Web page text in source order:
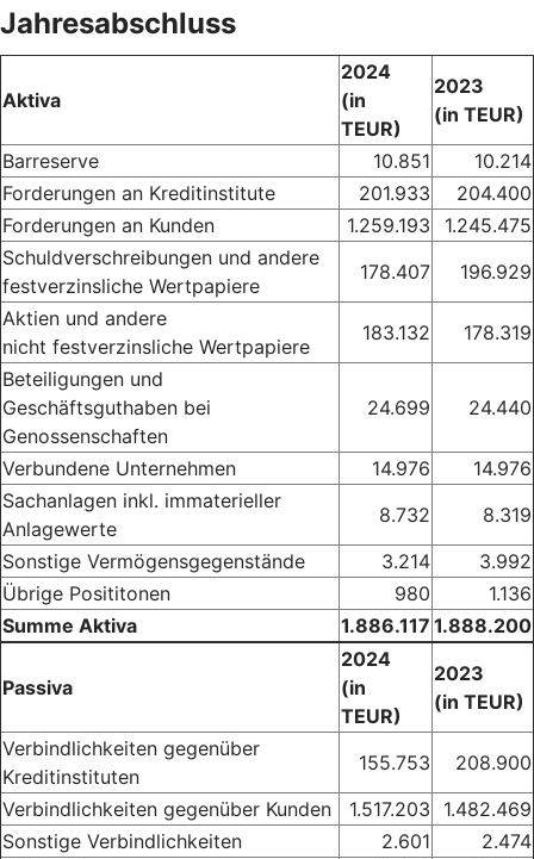
Jahresabschluss
Aktiva
2024
(in
TEUR)
2023
(in TEUR)
Barreserve
10.851
10.214
Forderungen an Kreditinstitute
201.933
204.400
Forderungen an Kunden
1.259.193
1.245.475
Schuldverschreibungen und andere
festverzinsliche Wertpapiere
178.407
196.929
Aktien und andere
nicht festverzinsliche Wertpapiere
183.132
178.319
Beteiligungen und
Geschäftsguthaben bei
Genossenschaften
24.699 24.440
Verbundene Unternehmen 14.976
14.976
Sachanlagen inkl. immaterieller
Anlagewerte
8.732
8.319
Sonstige Vermögensgegenstände
3.214
3.992
Übrige Posititonen
980
1.136
Summe Aktiva
1.886.117 1.888.200
Passiva
2024
(in
TEUR)
2023
(in TEUR)
Verbindlichkeiten gegenüber
Kreditinstituten
155.753
208.900
Verbindlichkeiten gegenüber Kunden
1.517.203
1.482.469
Sonstige Verbindlichkeiten
2.601
2.474